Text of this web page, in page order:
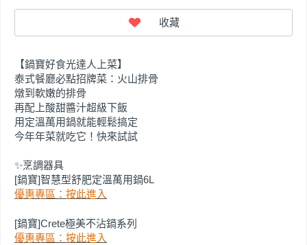
【鍋寶好食光達人上菜】
泰式餐廳必點招牌菜：火山排骨
燉到軟嫩的排骨
再配上酸甜醬汁超級下飯
用定溫萬用鍋就能輕鬆搞定
今年年菜就吃它！快來試試
✨烹調器具
[鍋寶]智慧型舒肥定溫萬用鍋6L
優惠專區：按此進入
[鍋寶]Crete極美不沾鍋系列
優惠專區：按此進入